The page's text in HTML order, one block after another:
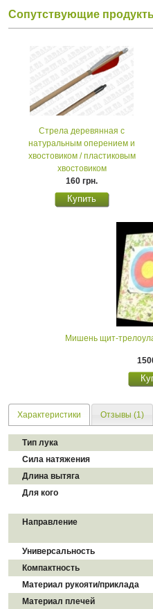
Сопутствующие
Стрела деревянная с
натуральным оперением и
хвостовиком / пластиковым
хвостовиком
160 грн.
Мишень щит-
Характеристики Отзывы (1)
Тип лука
Сила натяжения
Длина вытяга
Для кого
Направление
Универсальность
Компактность
Материал рукояти/приклада
Материал плечей